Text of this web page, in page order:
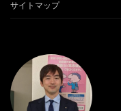
サイトマップ